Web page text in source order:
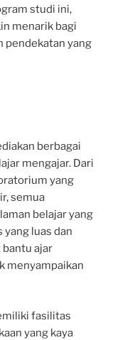
studi ini,
menarik bagi
pendekatan yang
berbagai
mengajar. Dari
yang
semua
belajar yang
yang luas dan
ajar
menyampaikan
fasilitas
yang kaya